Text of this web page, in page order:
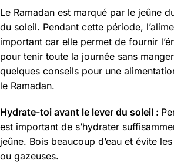
Le Ramadan est marqué par le jeûne
du soleil. Pendant cette période,
important car elle permet de fournir
pour tenir toute la journée sans
quelques conseils pour une
le Ramadan.
Hydrate-toi avant le lever du soleil :
est important de s’hydrater
jeûne. Bois beaucoup d’eau et évite
ou gazeuses.